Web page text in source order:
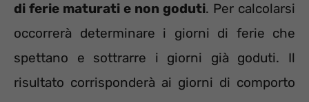
di ferie maturati e non goduti. Per calcolarsi
occorrerà determinare i giorni di ferie che
spettano e sottrarre i giorni già goduti. Il
risultato corrisponderà ai giorni di comporto